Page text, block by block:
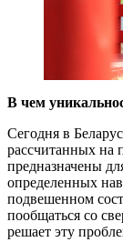
В чем
Сегодня в
рассчитанных на
предназначены
определенных
подвешенном
пообщаться со
решает эту